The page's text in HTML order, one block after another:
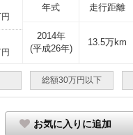
年式 走行距離
2014年
(平成26年)
13.5万km
総額30万円以下
お気に入りに追加